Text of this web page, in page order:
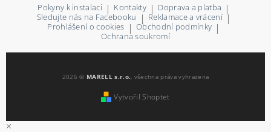
Pokyny k instalaci | Kontakty | Doprava a platba |
Sledujte nás na Facebooku | Reklamace a vrácení |
Prohlášení o cookies | Obchodní podmínky |
Ochrana soukromí
2026 © MARELL s.r.o., všechna práva vyhrazena
Vytvořil Shoptet
×